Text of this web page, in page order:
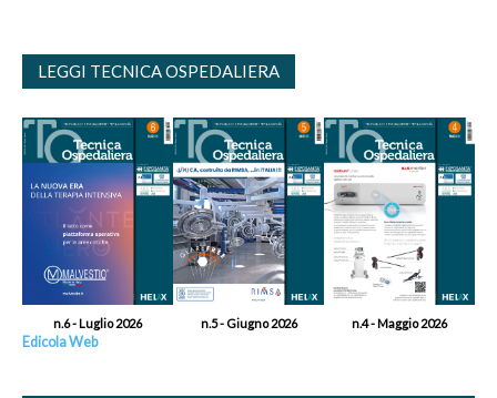
LEGGI TECNICA OSPEDALIERA
n.6 - Luglio 2026 n.5 - Giugno 2026 n.4 - Maggio 2026
Edicola Web